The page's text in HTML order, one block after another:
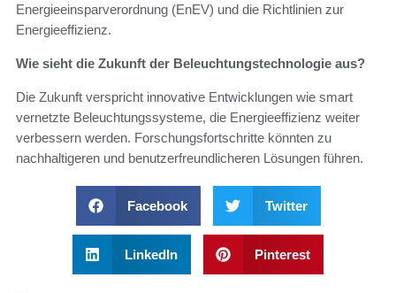
Energieeinsparverordnung (EnEV) und die Richtlinien zur
Energieeffizienz.
Wie sieht die Zukunft der Beleuchtungstechnologie aus?
Die Zukunft verspricht innovative Entwicklungen wie smart
vernetzte Beleuchtungssysteme, die Energieeffizienz weiter
verbessern werden. Forschungsfortschritte könnten zu
nachhaltigeren und benutzerfreundlicheren Lösungen führen.
Facebook Twitter
LinkedIn Pinterest